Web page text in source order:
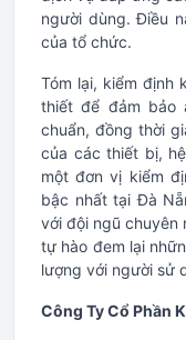
người dùng. Điều
của tổ chức.
Tóm lại, kiểm định
thiết để đảm bảo
chuẩn, đồng thời
của các thiết bị,
một đơn vị kiểm
bậc nhất tại Đà
với đội ngũ chuyên
tự hào đem lại
lượng với người sử
Công Ty Cổ Phần